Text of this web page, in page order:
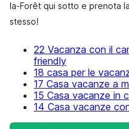
la-Forêt qui sotto e prenota
stesso!
22 Vacanza con il
friendly
18 casa per le
17 Casa vacanze a
15 Casa vacanze in
14 Casa vacanze